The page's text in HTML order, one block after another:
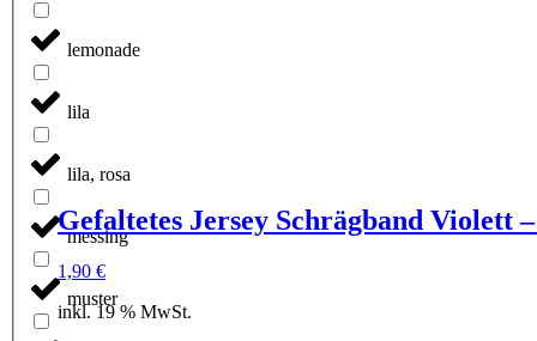
lemonade
lila
lila, rosa
messing
muster
Gefaltetes Jersey Schrägband Violett
1,90 €
inkl. 19 % MwSt.